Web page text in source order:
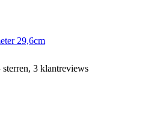
29,6cm
3 klantreviews